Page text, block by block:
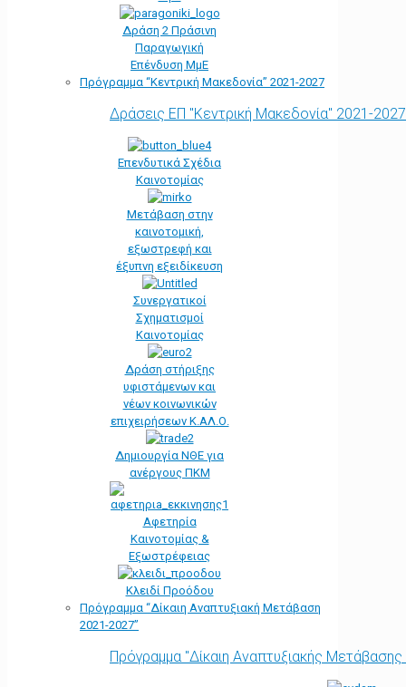
Δράση 2 Πράσινη
Παραγωγική
Επένδυση ΜμΕ
Πρόγραμμα “Κεντρική Μακεδονία” 2021-2027
Δράσεις ΕΠ "Κεντρική Μακεδονία" 2021-2027
Επενδυτικά Σχέδια
Καινοτομίας
Μετάβαση στην
καινοτομική,
εξωστρεφή και
έξυπνη εξειδίκευση
Συνεργατικοί
Σχηματισμοί
Καινοτομίας
Δράση στήριξης
υφιστάμενων και
νέων κοινωνικών
επιχειρήσεων Κ.ΑΛ.Ο.
Δημιουργία ΝΘΕ για
ανέργους ΠΚΜ
Αφετηρία
Kαινοτομίας &
Εξωστρέφειας
Κλειδί Προόδου
Πρόγραμμα “Δίκαιη Αναπτυξιακή Μετάβαση
2021-2027”
Πρόγραμμα "Δίκαιη Αναπτυξιακής